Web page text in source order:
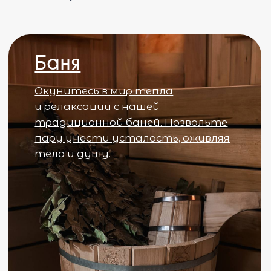
лучше любых слов
Подробнее >
Для гостей нашейгостиницы Архыза,
спецпредложения для активного
Активный отдых